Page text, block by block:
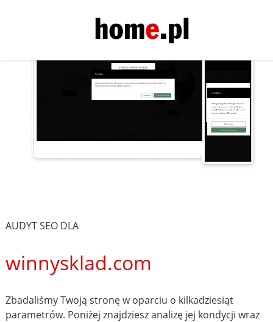
AUDYT SEO DLA
winnysklad.com
Zbadaliśmy Twoją stronę w oparciu o kilkadziesiąt
parametrów. Poniżej znajdziesz analizę jej kondycji wraz